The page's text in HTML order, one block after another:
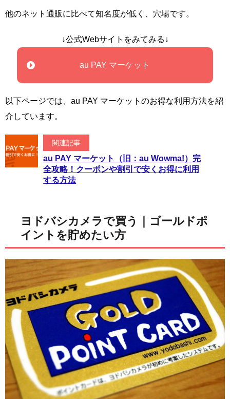
他のネット通販に比べて知名度が低く、穴場です。
↓公式Webサイトをみてみる↓
au PAY マーケット
以下ページでは、au PAY マーケットのお得な利用方法を紹
介しています。
関連記事
au PAY マーケット（旧：au Wowma!）完
全攻略！クーポンや割引で安くお得に利用
する方法
ヨドバシカメラで買う｜ゴールドポ
イントを貯めたい方